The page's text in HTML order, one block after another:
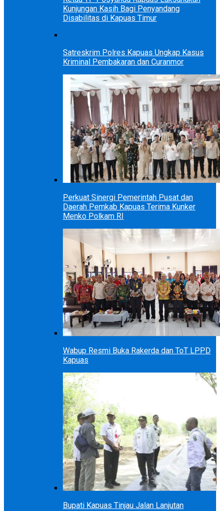
Kunjungan Kasih Bagi Penyandang
Disabilitas di Kapuas Timur
Satreskrim Polres Kapuas Ungkap Kasus
Kriminal Pembakaran dan Curanmor
Perkuat Sinergi Pemerintah Pusat dan
Daerah Pemkab Kapuas Terima Kunker
Menko Polkam RI
Wabup Resmi Buka Rakerda dan ToT LPPD
Kapuas
Bupati Kapuas Tinjau Jalan Lanjutan